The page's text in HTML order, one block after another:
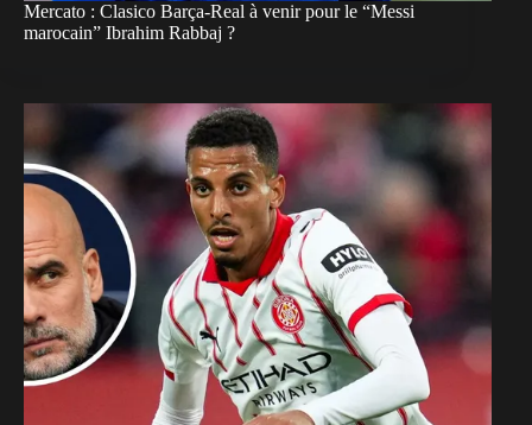
Mercato : Clasico Barça-Real à venir pour le “Messi
marocain” Ibrahim Rabbaj ?